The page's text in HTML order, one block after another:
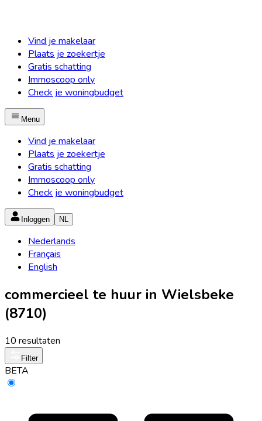
Vind je makelaar
Plaats je zoekertje
Gratis schatting
Immoscoop only
Check je woningbudget
Menu
Vind je makelaar
Plaats je zoekertje
Gratis schatting
Immoscoop only
Check je woningbudget
Inloggen NL
Nederlands
Français
English
commercieel te huur in Wielsbeke
(8710)
10 resultaten
Filter
BETA